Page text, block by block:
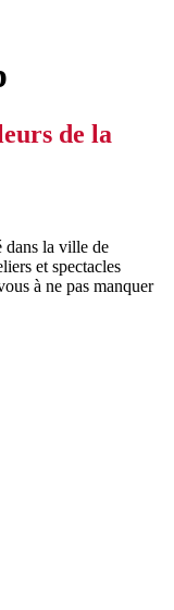
de la
dans la ville de
et spectacles
à ne pas manquer